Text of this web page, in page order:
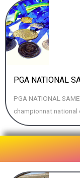
PGA NATIONAL
PGA NATIONAL
championnat national